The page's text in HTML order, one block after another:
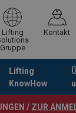
Lifting
Gruppe
Kontakt
Lifting
KnowHow
/ ZUR